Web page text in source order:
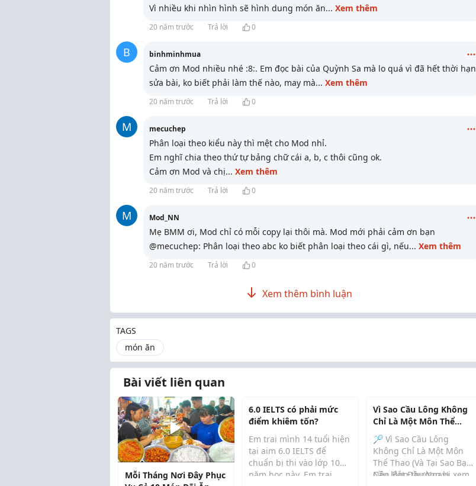
Vì nhiều khi nhìn hình sẽ hình dung món ăn... Xem thêm
20 năm trước Trả lời 0
B binhminhmua
Cảm ơn Mod nhiều nhé :8:. Em đọc bài của Quỳnh Sa mà lo quá vì đã hết thời hạn
sửa bài, ko biết phải làm thế nào, may mà... Xem thêm
20 năm trước Trả lời 0
M mecuchep
Phân loại theo kiểu này thì mệt cho Mod nhỉ.
Em nghĩ chia theo thứ tự bảng chữ cái a, b, c thôi cũng ok.
Cảm ơn Mod và chị... Xem thêm
20 năm trước Trả lời 0
M Mod_NN
Mẹ BMM ơi, Mod chỉ có mỗi copy lại thôi mà. Mod mới phải cảm ơn bạn
@mecuchep: Phân loại theo abc ko biết phân loại theo cái gì, nếu... Xem thêm
20 năm trước Trả lời 0
Xem thêm bình luận
TAGS
món ăn
Bài viết liên quan
Mỗi Tháng Nơi Đây Phục
6.0 IELTS có phải mức
điểm khiêm tốn?
Em trai mình 14 tuổi hiện
tại aim 6.0 IELTS để
chuẩn bị thi vào lớp 10
năm học này. Em trai
Vì Sao Cầu Lông Không
Chỉ Là Một Môn Thể
Thao (Và Tại Sao Bạn
Nên Bắt Đầu Ngay)
🏸 Vì Sao Cầu Lông
Không Chỉ Là Một Môn
Thể Thao (Và Tại Sao Bạn
Nên Bắt Đầu Ngay)
Cầu lông thường bị xem